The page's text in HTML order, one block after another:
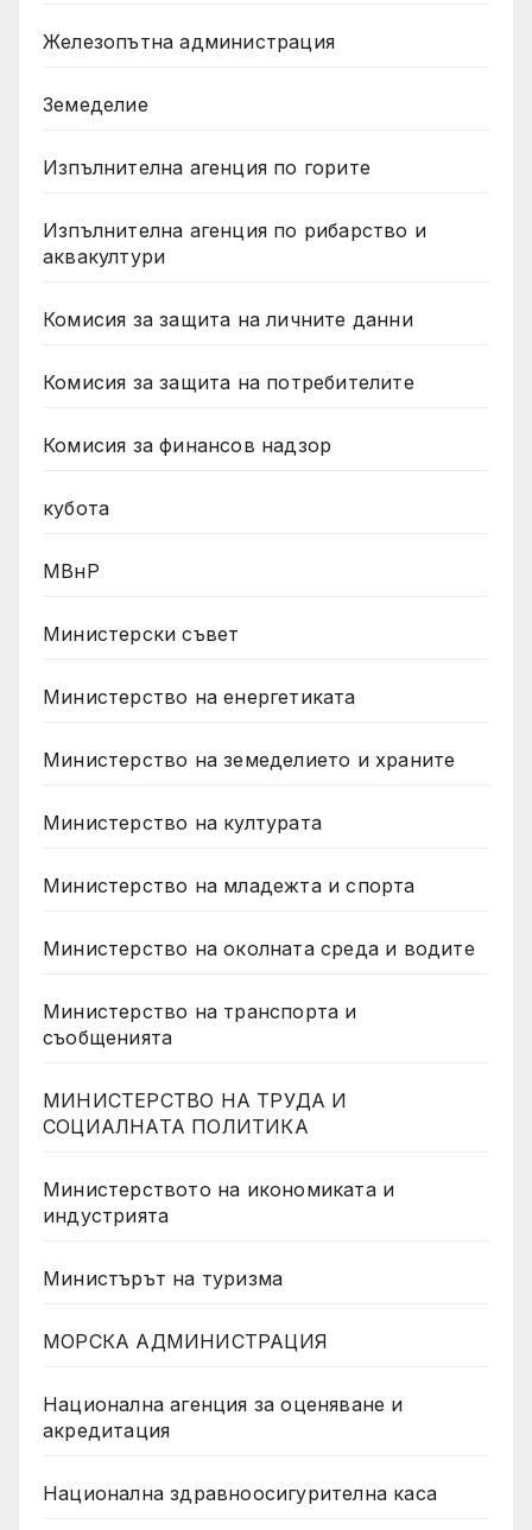
Железопътна администрация
Земеделие
Изпълнителна агенция по горите
Изпълнителна агенция по рибарство и
аквакултури
Комисия за защита на личните данни
Комисия за защита на потребителите
Комисия за финансов надзор
кубота
МВнР
Министерски съвет
Министерство на енергетиката
Министерство на земеделието и храните
Министерство на културата
Министерство на младежта и спорта
Министерство на околната среда и водите
Министерство на транспорта и
съобщенията
МИНИСТЕРСТВО НА ТРУДА И
СОЦИАЛНАТА ПОЛИТИКА
Министерството на икономиката и
индустрията
Министърът на туризма
МОРСКА АДМИНИСТРАЦИЯ
Национална агенция за оценяване и
акредитация
Национална здравноосигурителна каса